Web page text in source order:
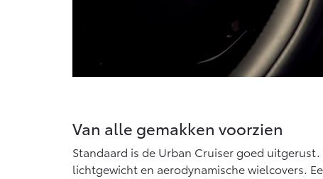
Van alle gemakken voorzien
Standaard is de Urban Cruiser goed
lichtgewicht en aerodynamische wielcovers.